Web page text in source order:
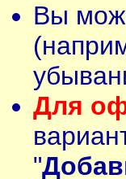
Вы
Для
"